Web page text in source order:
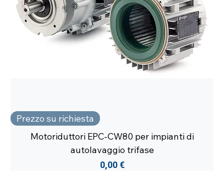
Prezzo su richiesta
Motoriduttori EPC-CW80 per impianti di
autolavaggio trifase
Prezzo
0,00 €